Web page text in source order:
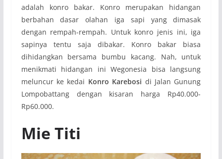
adalah konro bakar. Konro merupakan hidangan
berbahan dasar olahan iga sapi yang dimasak
dengan rempah-rempah. Untuk konro jenis ini, iga
sapinya tentu saja dibakar. Konro bakar biasa
dihidangkan bersama bumbu kacang. Nah, untuk
menikmati hidangan ini Wegonesia bisa langsung
meluncur ke kedai Konro Karebosi di Jalan Gunung
Lompobattang dengan kisaran harga Rp40.000-
Rp60.000.
Mie Titi